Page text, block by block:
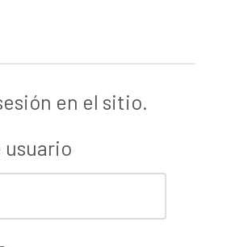
en el sitio.
usuario